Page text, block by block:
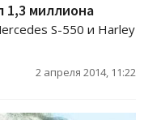
1,3 миллиона
S-550 и Harley
2 апреля 2014, 11:22